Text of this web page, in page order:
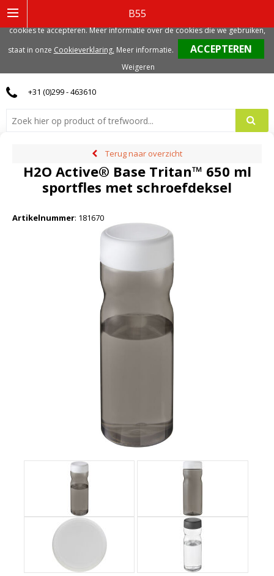
B55
0
+31 (0)299 - 463610
Terug naar overzicht
H2O Active® Base Tritan™ 650 ml
sportfles met schroefdeksel
Artikelnummer: 181670
gerelateerde cookies. Voor de beste gebruikerservaring, adviseren we deze
cookies te accepteren. Meer informatie over de cookies die we gebruiken,
staat in onze Cookieverklaring. Meer informatie.
Weigeren